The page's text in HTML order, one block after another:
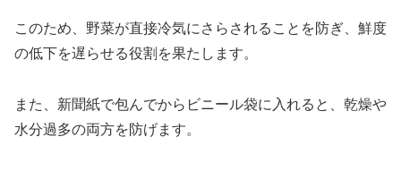
このため、野菜が直接冷気にさらされることを防ぎ、鮮度
の低下を遅らせる役割を果たします。
また、新聞紙で包んでからビニール袋に入れると、乾燥や
水分過多の両方を防げます。